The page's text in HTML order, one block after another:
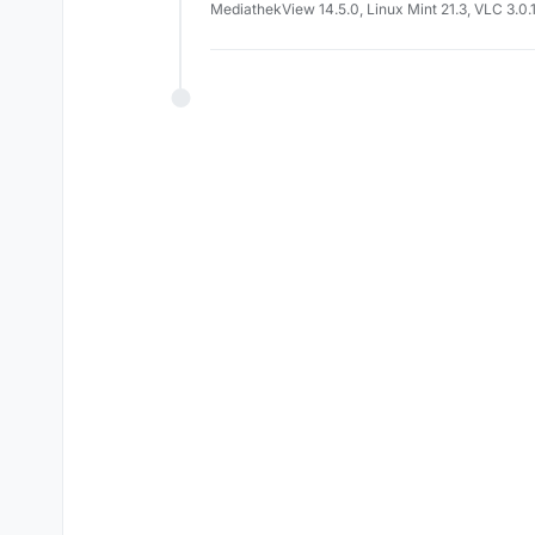
MediathekView 14.5.0, Linux Mint 21.3, VLC